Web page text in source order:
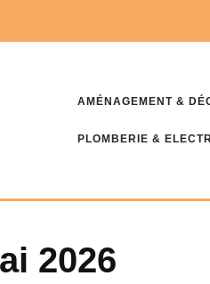
AMÉNAGEMENT &
PLOMBERIE &
2026